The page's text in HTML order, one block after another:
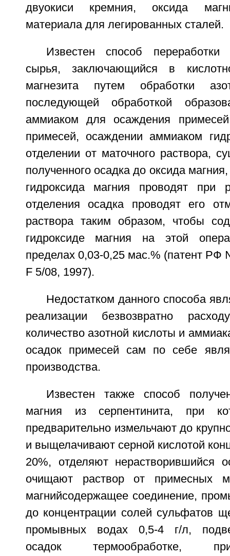
двуокиси кремния, оксида
материала для легированных сталей.
Известен способ переработки
сырья, заключающийся в
магнезита путем обработки
последующей обработкой
аммиаком для осаждения
примесей, осаждении аммиаком
отделении от маточного раствора,
полученного осадка до оксида
гидроксида магния проводят при
отделения осадка проводят его
раствора таким образом, чтобы
гидроксиде магния на этой
пределах 0,03-0,25 мас.% (патент
F 5/08, 1997).
Недостатком данного способа
реализации безвозвратно
количество азотной кислоты и
осадок примесей сам по себе
производства.
Известен также способ
магния из серпентинита, при
предварительно измельчают до
и выщелачивают серной кислотой
20%, отделяют нерастворившийся
очищают раствор от примесных
магнийсодержащее соединение,
до концентрации солей сульфатов
промывных водах 0,5-4 г/л,
осадок термообработке,